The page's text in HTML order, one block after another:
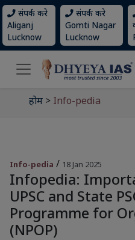
संपर्क करे
Aliganj
Lucknow
संपर्क करे
Gomti Nagar
Lucknow
होम > Info-pedia
Info-pedia / 18 Jan 2025
Infopedia:
UPSC and State
Programme for
(NPOP)